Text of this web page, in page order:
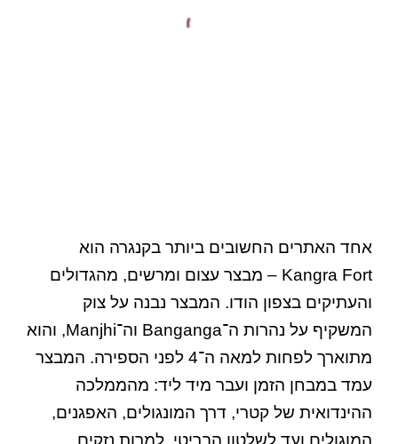
אחד האתרים החשובים ביותר בקנגרה הוא
Kangra Fort – מבצר עצום ומרשים, מהגדולים
והעתיקים בצפון הודו. המבצר נבנה על צוק
המשקיף על נהרות ה־Banganga וה־Manjhi, והוא
מתוארך לפחות למאה ה־4 לפני הספירה. המבצר
עמד במבחן הזמן ועבר מיד ליד: מהממלכה
ההינדואית של קטרי, דרך המונגולים, האפגנים,
המוגולים ועד לשלטון הבריטי. למרות נזקים